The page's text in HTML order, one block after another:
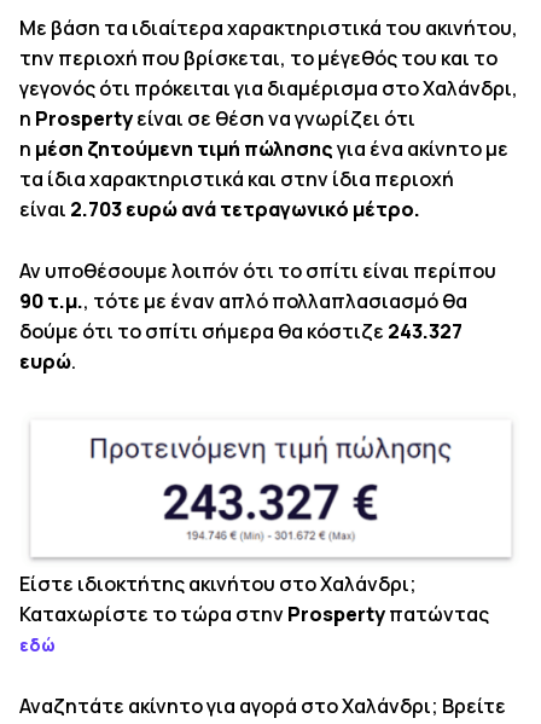
Με βάση τα ιδιαίτερα χαρακτηριστικά του ακινήτου,
την περιοχή που βρίσκεται, το μέγεθός του και το
γεγονός ότι πρόκειται για διαμέρισμα στο Χαλάνδρι,
η Prospertyείναι σε θέση να γνωρίζει ότι
η μέση ζητούμενη τιμή πώλησηςγια ένα ακίνητο με
τα ίδια χαρακτηριστικά και στην ίδια περιοχή
είναι 2.703 ευρώ ανά τετραγωνικό μέτρο.
Αν υποθέσουμε λοιπόν ότι το σπίτι είναι περίπου
90 τ.μ., τότε με έναν απλό πολλαπλασιασμό θα
δούμε ότι το σπίτι σήμερα θα κόστιζε 243.327
ευρώ.
Είστε ιδιοκτήτης ακινήτου στο Χαλάνδρι;
Καταχωρίστε το τώρα στηνProspertyπατώντας
εδώ
Αναζητάτε ακίνητο για αγορά στο Χαλάνδρι; Βρείτε